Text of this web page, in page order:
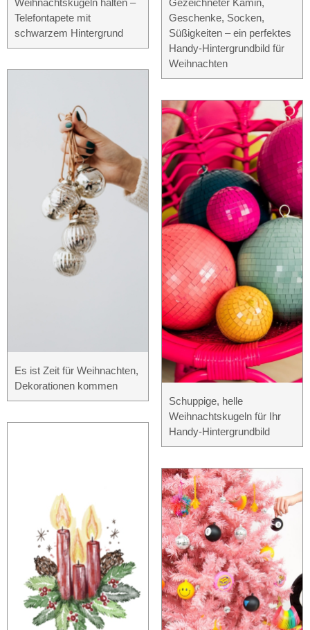
Weihnachtskugeln halten –
Telefontapete mit
schwarzem Hintergrund
Es ist Zeit für Weihnachten,
Dekorationen kommen
Gezeichneter Kamin,
Geschenke, Socken,
Süßigkeiten – ein perfektes
Handy-Hintergrundbild für
Weihnachten
Schuppige, helle
Weihnachtskugeln für Ihr
Handy-Hintergrundbild